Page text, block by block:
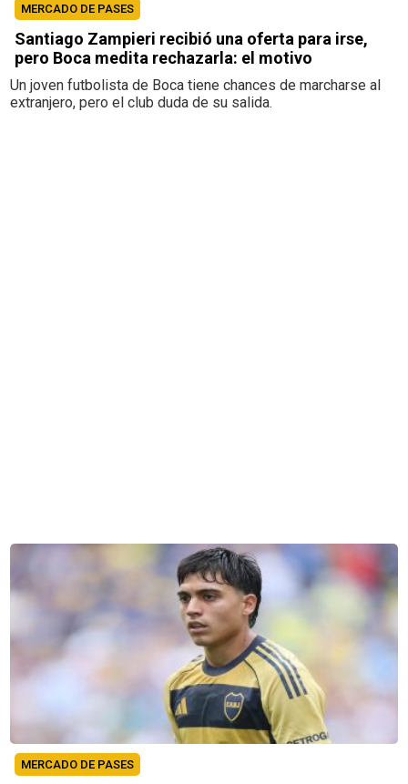
MERCADO DE PASES
Santiago Zampieri recibió una oferta para irse,
pero Boca medita rechazarla: el motivo
Un joven futbolista de Boca tiene chances de marcharse al
extranjero, pero el club duda de su salida.
MERCADO DE PASES